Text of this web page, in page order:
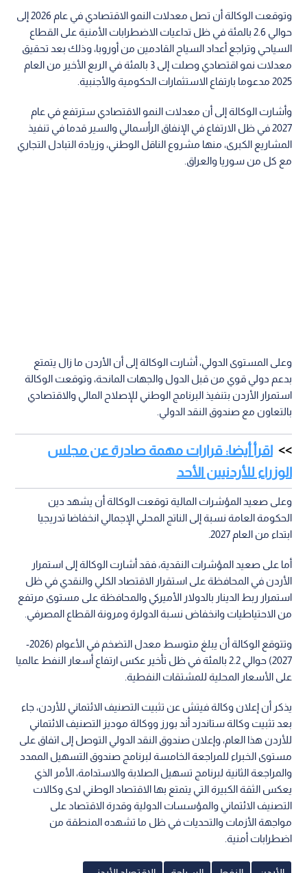
وتوقعت الوكالة أن تصل معدلات النمو الاقتصادي في عام 2026 إلى
حوالي 2.6 بالمئة في ظل تداعيات الاضطرابات الأمنية على القطاع
السياحي وتراجع أعداد السياح القادمين من أوروبا، وذلك بعد تحقيق
معدلات نمو اقتصادي وصلت إلى 3 بالمئة في الربع الأخير من العام
2025 مدعوما بارتفاع الاستثمارات الحكومية والأجنبية.
وأشارت الوكالة إلى أن معدلات النمو الاقتصادي سترتفع في عام
2027 في ظل الارتفاع في الإنفاق الرأسمالي والسير قدما في تنفيذ
المشاريع الكبرى، منها مشروع الناقل الوطني، وزيادة التبادل التجاري
مع كل من سوريا والعراق.
وعلى المستوى الدولي، أشارت الوكالة إلى أن الأردن ما زال يتمتع
بدعم دولي قوي من قبل الدول والجهات المانحة، وتوقعت الوكالة
استمرار الأردن بتنفيذ البرنامج الوطني للإصلاح المالي والاقتصادي
بالتعاون مع صندوق النقد الدولي.
اقرأ أيضا: قرارات مهمة صادرة عن مجلس
الوزراء للأردنيين الأحد
وعلى صعيد المؤشرات المالية توقعت الوكالة أن يشهد دين
الحكومة العامة نسبة إلى الناتج المحلي الإجمالي انخفاضا تدريجيا
ابتداء من العام 2027.
أما على صعيد المؤشرات النقدية، فقد أشارت الوكالة إلى استمرار
الأردن في المحافظة على استقرار الاقتصاد الكلي والنقدي في ظل
استمرار ربط الدينار بالدولار الأميركي والمحافظة على مستوى مرتفع
من الاحتياطيات وانخفاض نسبة الدولرة ومرونة القطاع المصرفي.
وتتوقع الوكالة أن يبلغ متوسط معدل التضخم في الأعوام (2026-
2027) حوالي 2.2 بالمئة في ظل تأخير عكس ارتفاع أسعار النفط عالميا
على الأسعار المحلية للمشتقات النفطية.
يذكر أن إعلان وكالة فيتش عن تثبيت التصنيف الائتماني للأردن، جاء
بعد تثبيت وكالة ستاندرد أند بورز ووكالة موديز التصنيف الائتماني
للأردن هذا العام، وإعلان صندوق النقد الدولي التوصل إلى اتفاق على
مستوى الخبراء للمراجعة الخامسة لبرنامج صندوق التسهيل الممدد
والمراجعة الثانية لبرنامج تسهيل الصلابة والاستدامة، الأمر الذي
يعكس الثقة الكبيرة التي يتمتع بها الاقتصاد الوطني لدى وكالات
التصنيف الائتماني والمؤسسات الدولية وقدرة الاقتصاد على
مواجهة الأزمات والتحديات في ظل ما تشهده المنطقة من
اضطرابات أمنية.